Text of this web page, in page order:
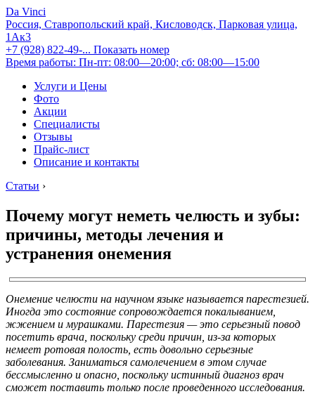
Da Vinci
Россия, Ставропольский край, Кисловодск, Парковая улица,
1Ак3
+7 (928) 822-49-... Показать номер
Время работы: Пн-пт: 08:00—20:00; сб: 08:00—15:00
Услуги и Цены
Фото
Акции
Специалисты
Отзывы
Прайс-лист
Описание и контакты
Статьи ›
Почему могут неметь челюсть и зубы:
причины, методы лечения и
устранения онемения
Онемение челюсти на научном языке называется парестезией.
Иногда это состояние сопровождается покалыванием,
жжением и мурашками. Парестезия — это серьезный повод
посетить врача, поскольку среди причин, из-за которых
немеет ротовая полость, есть довольно серьезные
заболевания. Заниматься самолечением в этом случае
бессмысленно и опасно, поскольку истинный диагноз врач
сможет поставить только после проведенного исследования.